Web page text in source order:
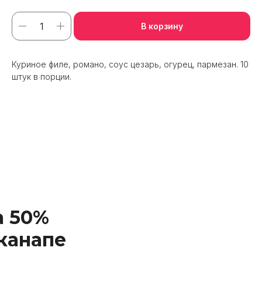
В корзину
Куриное филе, романо, соус цезарь, огурец, пармезан. 10
штук в порции.
50%